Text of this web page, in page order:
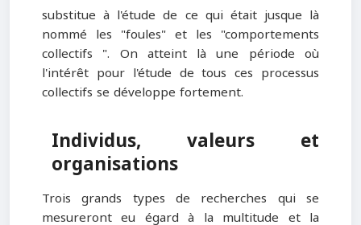
substitue à l'étude de ce qui était jusque là
nommé les "foules" et les "comportements
collectifs ". On atteint là une période où
l'intérêt pour l'étude de tous ces processus
collectifs se développe fortement.
Individus, valeurs et
organisations
Trois grands types de recherches qui se
mesureront eu égard à la multitude et la